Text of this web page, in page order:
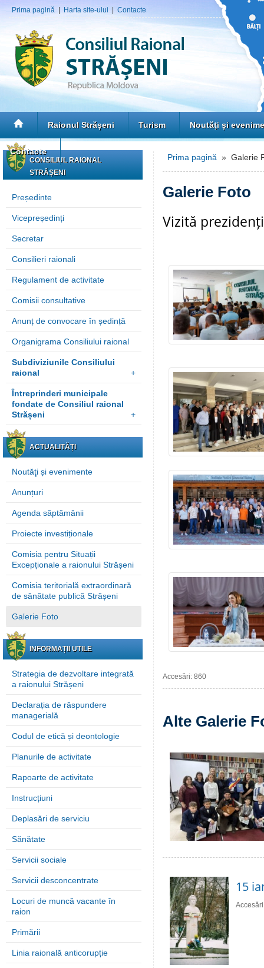
Prima pagină Harta site-ului Contacte
Raionul Strășeni Turism Noutăţi și
Contacte
CONSILIUL RAIONAL
STRĂȘENI
Președinte
Vicepreședinți
Secretar
Consilieri raionali
Regulament de activitate
Comisii consultative
Anunț de convocare în ședință
Organigrama Consiliului raional
Subdiviziunile Consiliului
raional
+
Întreprinderi municipale
fondate de Consiliul raional
Strășeni
+
ACTUALITĂȚI
Noutăţi și evenimente
Anunțuri
Agenda săptămânii
Proiecte investiționale
Comisia pentru Situații
Excepționale a raionului Strășeni
Comisia teritorială extraordinară
de sănătate publică Strășeni
Galerie Foto
INFORMAȚII UTILE
Strategia de dezvoltare integrată
a raionului Strășeni
Declarația de răspundere
managerială
Codul de etică și deontologie
Planurile de activitate
Rapoarte de activitate
Instrucțiuni
Deplasări de serviciu
Sănătate
Servicii sociale
Servicii desconcentrate
Locuri de muncă vacante în
raion
Primării
Linia raională anticorupție
Prima pagină » Galerie
Galerie Foto
Vizită
Accesări: 860
Alte Galerie
15